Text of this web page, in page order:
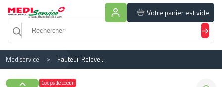
Votre panier est vide
Mediservice Fauteuil Releveur Lux
Coups de coeur
Panneau de gestion des cookies